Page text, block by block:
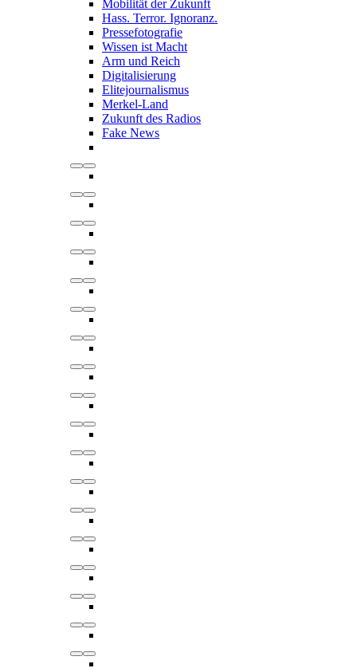
Mobilität der Zukunft
Hass. Terror. Ignoranz.
Pressefotografie
Wissen ist Macht
Arm und Reich
Digitalisierung
Elitejournalismus
Merkel-Land
Zukunft des Radios
Fake News